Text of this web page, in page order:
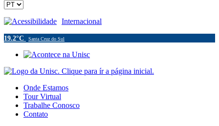
Acessibilidade Internacional
19.2°C Santa Cruz do Sul
Onde Estamos
Tour Virtual
Trabalhe Conosco
Contato